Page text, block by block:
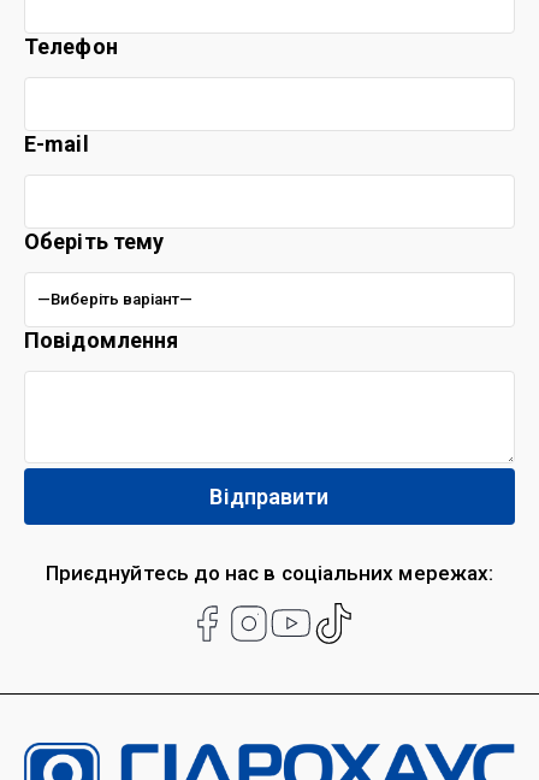
Приєднуйтесь до нас в соціальних мережах:
Телефон
E-mail
Оберіть тему
Повідомлення